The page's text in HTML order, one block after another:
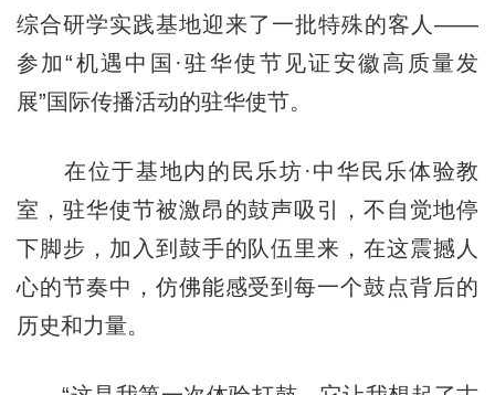
综合研学实践基地迎来了一批特殊的客人——
参加“机遇中国·驻华使节见证安徽高质量发
展”国际传播活动的驻华使节。
在位于基地内的民乐坊·中华民乐体验教
室，驻华使节被激昂的鼓声吸引，不自觉地停
下脚步，加入到鼓手的队伍里来，在这震撼人
心的节奏中，仿佛能感受到每一个鼓点背后的
历史和力量。